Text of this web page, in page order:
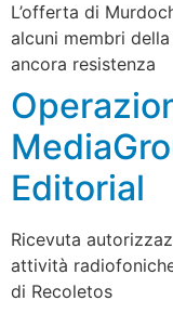
L’offerta di
alcuni membri
ancora resistenza
Editorial
Ricevuta
attività
di Recoletos